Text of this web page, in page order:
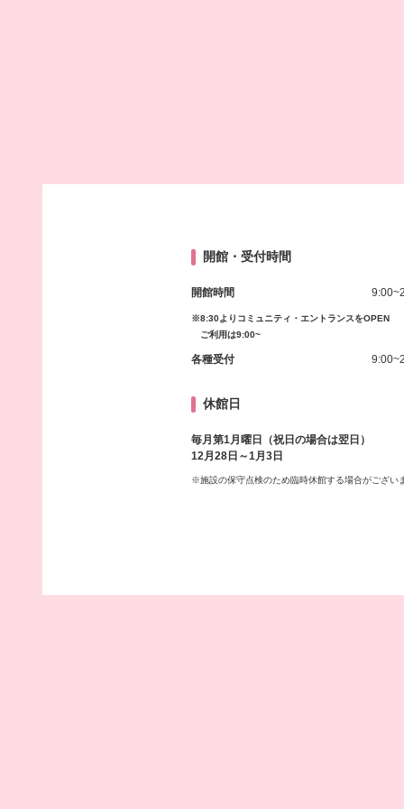
開館・受付時間
開館時間
※8:30よりコミュニティ・エントランスをOPEN
ご利用は9:00~
各種受付
休館日
毎月第1月曜日（祝日の場合は翌日）
12月28日～1月3日
※施設の保守点検のため臨時休館する場合がござい